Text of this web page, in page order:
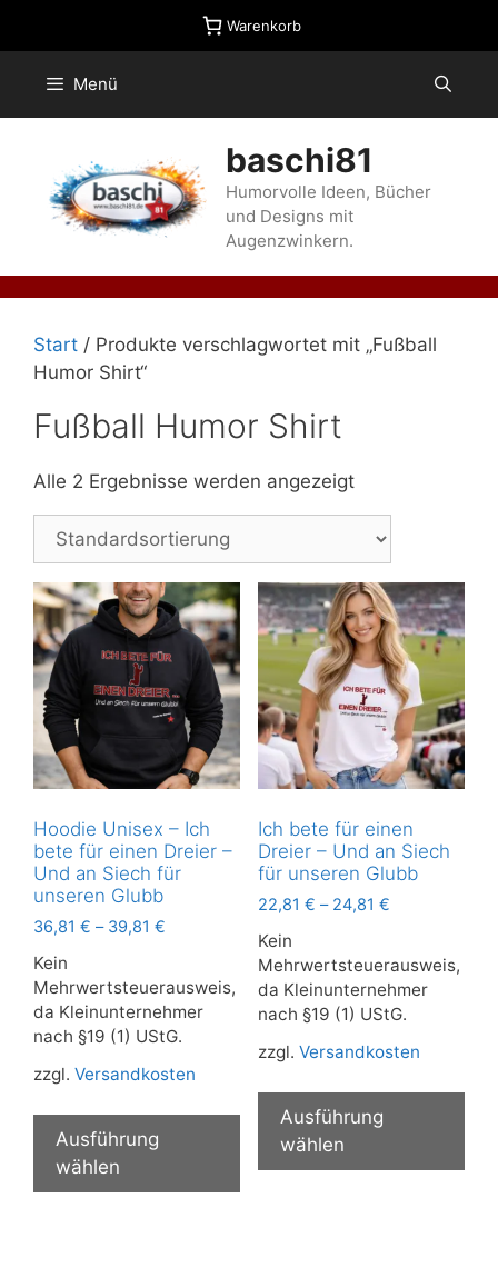
Warenkorb
Menü
baschi81
Humorvolle Ideen, Bücher
und Designs mit
Augenzwinkern.
Start / Produkte verschlagwortet mit „Fußball
Humor Shirt“
Fußball Humor Shirt
Alle 2 Ergebnisse werden angezeigt
Hoodie Unisex – Ich
bete für einen Dreier –
Und an Siech für
unseren Glubb
36,81 € – 39,81 €
Kein
Mehrwertsteuerausweis,
da Kleinunternehmer
nach §19 (1) UStG.
zzgl. Versandkosten
Ausführung
wählen
Dieses
Produkt
mehrere
Ich bete für einen
Dreier – Und an Siech
für unseren Glubb
22,81 € – 24,81 €
Kein
Mehrwertsteuerausweis,
da Kleinunternehmer
nach §19 (1) UStG.
zzgl. Versandkosten
Ausführung
wählen